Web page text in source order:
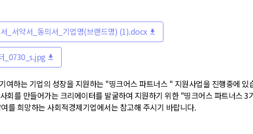
_서약서_동의서_기업명(브랜드명) (1).docx
_0730_s.jpg
여하는 기업의 성장을 지원하는 "띵크어스 파트너스 " 지원사업을 진행중에 있
회를 만들어가는 크리에이터를 발굴하여 지원하기 위한 "띵크어스 파트너스 3
를 희망하는 사회적경제기업에서는 참고해 주시기 바랍니다.